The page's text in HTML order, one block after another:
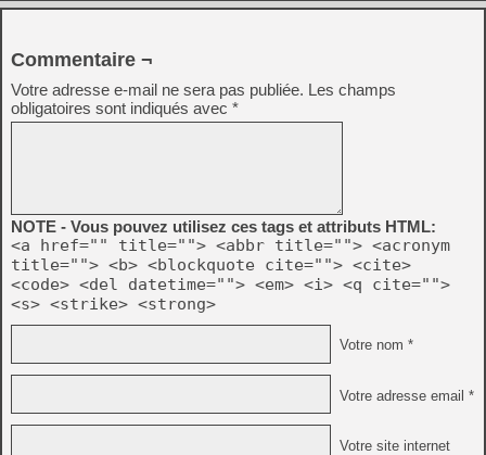
Commentaire ¬
Votre adresse e-mail ne sera pas publiée. Les champs
obligatoires sont indiqués avec *
NOTE - Vous pouvez utilisez ces tags et attributs HTML:
<a href="" title=""> <abbr title=""> <acronym
title=""> <b> <blockquote cite=""> <cite>
<code> <del datetime=""> <em> <i> <q cite="">
<s> <strike> <strong>
Votre nom *
Votre adresse email *
Votre site internet